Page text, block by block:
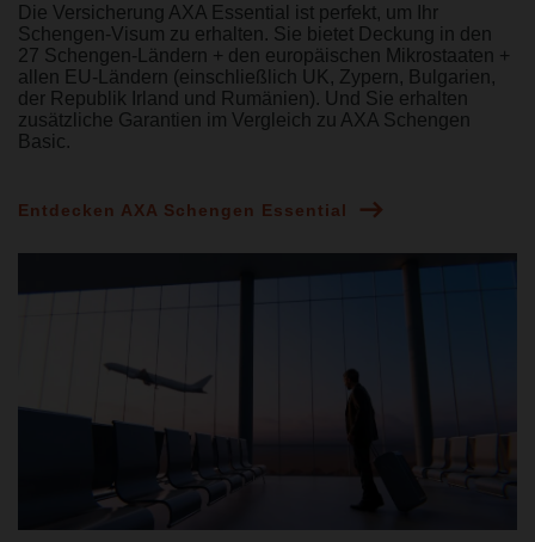
Die Versicherung AXA Essential ist perfekt, um Ihr
Schengen-Visum zu erhalten. Sie bietet Deckung in den
27 Schengen-Ländern + den europäischen Mikrostaaten +
allen EU-Ländern (einschließlich UK, Zypern, Bulgarien,
der Republik Irland und Rumänien). Und Sie erhalten
zusätzliche Garantien im Vergleich zu AXA Schengen
Basic.
Entdecken AXA Schengen Essential